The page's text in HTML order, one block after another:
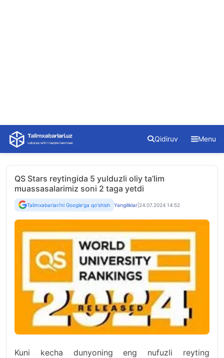
Skip
content
Qidiruv Menu
QS Stars reytingida 5 yulduzli oliy ta’lim
muassasalarimiz soni 2 taga yetdi
Talimxabarlari'ni Google'ga qo'shish Yangiliklar 24.07.2024 14:52
Kuni kecha dunyoning eng nufuzli reyting